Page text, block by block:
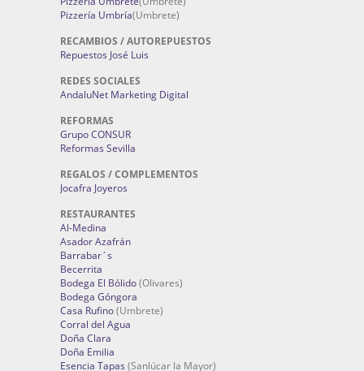
Pizzería Umbría(Umbrete)
RECAMBIOS / AUTOREPUESTOS
Repuestos José Luis
REDES SOCIALES
AndaluNet Marketing Digital
REFORMAS
Grupo CONSUR
Reformas Sevilla
REGALOS / COMPLEMENTOS
Jocafra Joyeros
RESTAURANTES
Al-Medina
Asador Azafrán
Barrabar´s
Becerrita
Bodega El Bólido(Olivares)
Bodega Góngora
Casa Rufino(Umbrete)
Corral del Agua
Doña Clara
Doña Emilia
Esencia Tapas (Sanlúcar la Mayor)